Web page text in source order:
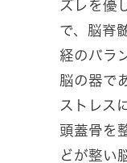
ズレを優
で、脳脊
経のバラ
脳の器で
ストレス
頭蓋骨を
どが整い